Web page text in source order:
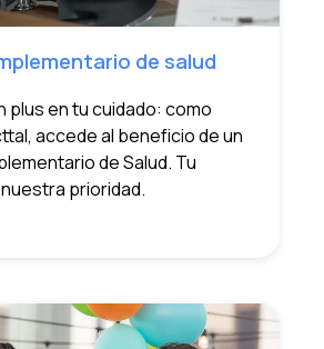
de salud
plus en tu cuidado: como
accede al beneficio de un
de Salud. Tu
prioridad.